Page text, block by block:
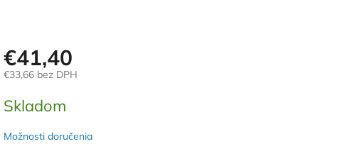
€41,40
€33,66 bez DPH
cena:
Skladom
Možnosti doručenia